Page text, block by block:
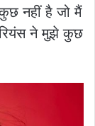
नहीं है जो मैं
ने मुझे कुछ